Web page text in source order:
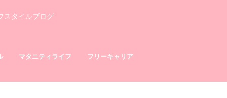
スタイルブログ
マタニティライフ フリーキャリア